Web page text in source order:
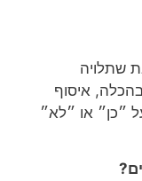
שתלויה
איסוף
״כן״ או ״לא״